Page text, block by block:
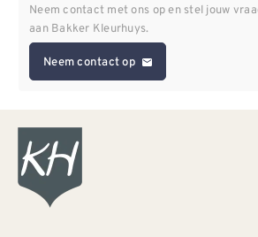
Neem contact met ons op en stel jouw
aan Bakker Kleurhuys.
Neem contact op